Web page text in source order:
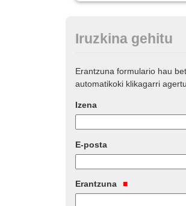
Iruzkina gehitu
Erantzuna formulario hau
automatikoki klikagarri
Izena
E-posta
Erantzuna